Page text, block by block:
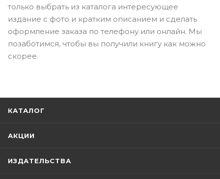
только выбрать из каталога интересующее
издание с фото и кратким описанием и сделать
оформление заказа по телефону или онлайн. Мы
позаботимся, чтобы вы получили книгу как можно
скорее.
КАТАЛОГ
АКЦИИ
ИЗДАТЕЛЬСТВА